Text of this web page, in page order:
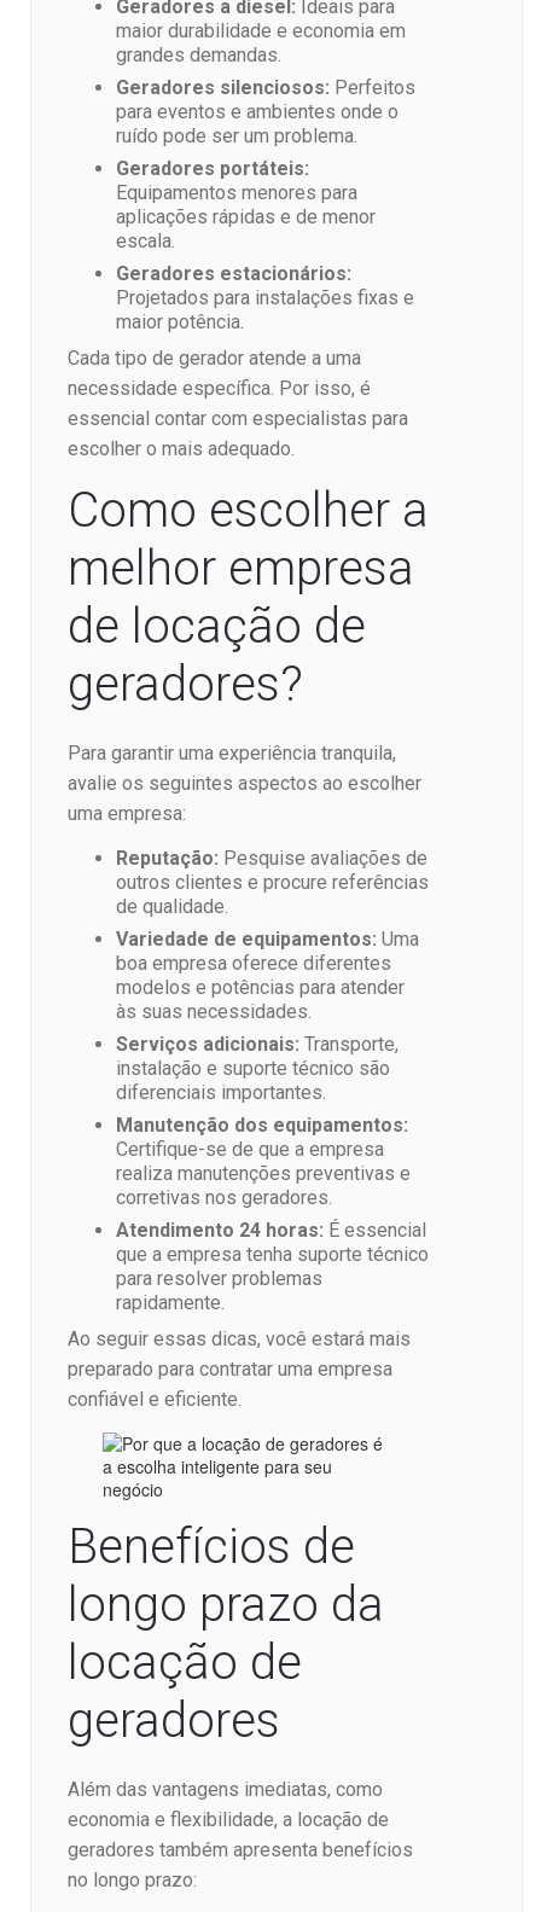
Geradores a diesel: Ideais para
maior durabilidade e economia em
grandes demandas.
Geradores silenciosos: Perfeitos
para eventos e ambientes onde o
ruído pode ser um problema.
Geradores portáteis:
Equipamentos menores para
aplicações rápidas e de menor
escala.
Geradores estacionários:
Projetados para instalações fixas e
maior potência.
Cada tipo de gerador atende a uma
necessidade específica. Por isso, é
essencial contar com especialistas para
escolher o mais adequado.
Como escolher a
melhor empresa
de locação de
geradores?
Para garantir uma experiência tranquila,
avalie os seguintes aspectos ao escolher
uma empresa:
Reputação: Pesquise avaliações de
outros clientes e procure referências
de qualidade.
Variedade de equipamentos: Uma
boa empresa oferece diferentes
modelos e potências para atender
às suas necessidades.
Serviços adicionais: Transporte,
instalação e suporte técnico são
diferenciais importantes.
Manutenção dos equipamentos:
Certifique-se de que a empresa
realiza manutenções preventivas e
corretivas nos geradores.
Atendimento 24 horas: É essencial
que a empresa tenha suporte técnico
para resolver problemas
rapidamente.
Ao seguir essas dicas, você estará mais
preparado para contratar uma empresa
confiável e eficiente.
Benefícios de
longo prazo da
locação de
geradores
Além das vantagens imediatas, como
economia e flexibilidade, a locação de
geradores também apresenta benefícios
no longo prazo: